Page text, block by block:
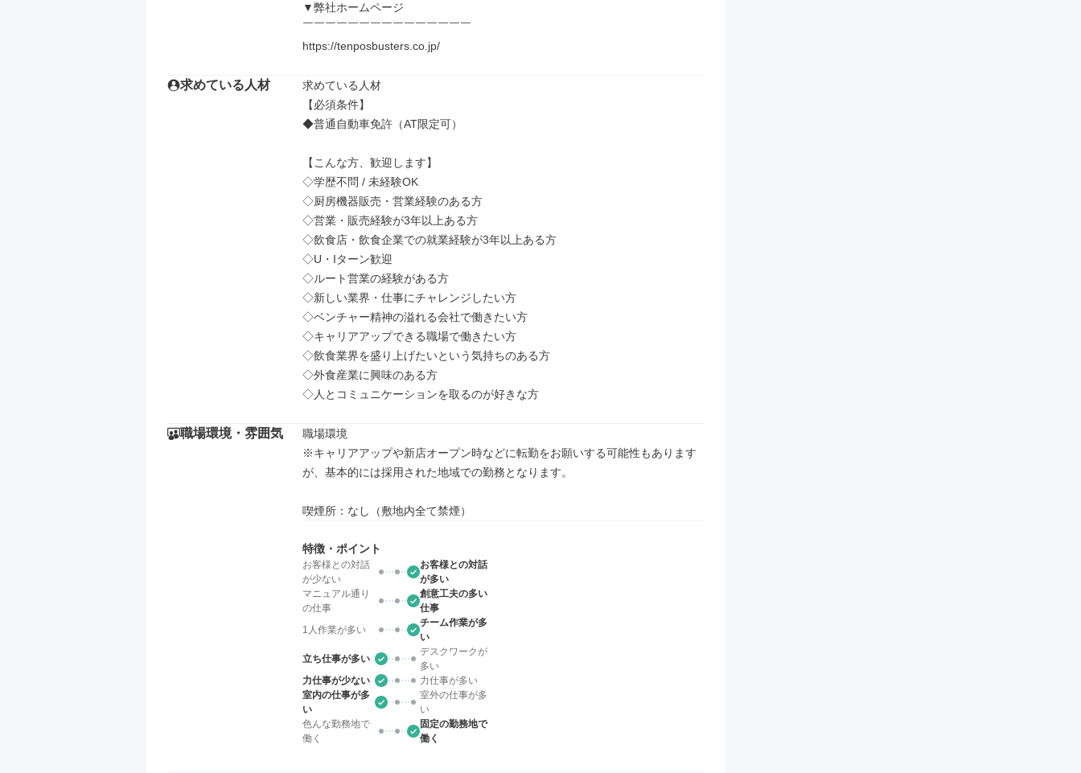
▼弊社ホームページ
￣￣￣￣￣￣￣￣￣￣￣￣￣￣￣
https://tenposbusters.co.jp/
求めている人材
求めている人材
【必須条件】
◆普通自動車免許（AT限定可）
【こんな方、歓迎します】
◇学歴不問 / 未経験OK
◇厨房機器販売・営業経験のある方
◇営業・販売経験が3年以上ある方
◇飲食店・飲食企業での就業経験が3年以上ある方
◇U・Iターン歓迎
◇ルート営業の経験がある方
◇新しい業界・仕事にチャレンジしたい方
◇ベンチャー精神の溢れる会社で働きたい方
◇キャリアアップできる職場で働きたい方
◇飲食業界を盛り上げたいという気持ちのある方
◇外食産業に興味のある方
◇人とコミュニケーションを取るのが好きな方
職場環境・雰囲気
職場環境
※キャリアアップや新店オープン時などに転勤をお願いする可能性もあります
が、基本的には採用された地域での勤務となります。
喫煙所：なし（敷地内全て禁煙）
特徴・ポイント
お客様との対話
が少ない
お客様との対話
が多い
マニュアル通り
の仕事
創意工夫の多い
仕事
1人作業が多い
チーム作業が多
い
立ち仕事が多い
デスクワークが
多い
力仕事が少ない
力仕事が多い
室内の仕事が多
い
室外の仕事が多
い
色んな勤務地で
働く
固定の勤務地で
働く